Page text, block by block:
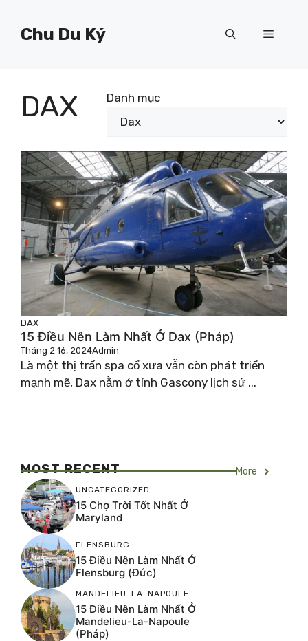
Chu Du Ký Menu
DAX Danh mục
DAX
15 Điều Nên Làm Nhất Ở Dax (Pháp)
Tháng 2 16, 2024Admin
Là một thị trấn spa cổ xưa vẫn còn phát triển
mạnh mẽ, Dax nằm ở tỉnh Gascony lịch sử ...
MOST RECENT More
UNCATEGORIZED
15 Chợ Trời Tốt Nhất Ở
Maryland
FLENSBURG
15 Điều Nên Làm Nhất Ở
Flensburg (Đức)
MANDELIEU-LA-NAPOULE
15 Điều Nên Làm Nhất Ở
Mandelieu-La-Napoule
(Pháp)